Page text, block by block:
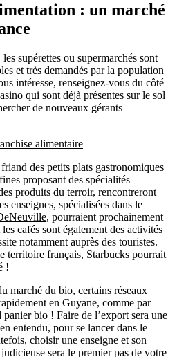
: un marché
supérettes ou supermarchés sont
et très demandés par la population
intéresse, renseignez-vous du côté
qui sont déjà présentes sur le sol
de nouveaux gérants
alimentaire
des petits plats gastronomiques
proposant des spécialités
produits du terroir, rencontreront
enseignes, spécialisées dans le
, pourraient prochainement
cafés sont également des activités
notamment auprès des touristes.
territoire français, Starbucks pourrait
!
marché du bio, certains réseaux
en Guyane, comme par
panier bio ! Faire de l’export sera une
entendu, pour se lancer dans le
choisir une enseigne et son
sera le premier pas de votre